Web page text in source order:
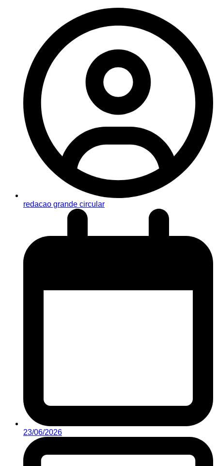
redacao grande circular
23/06/2026